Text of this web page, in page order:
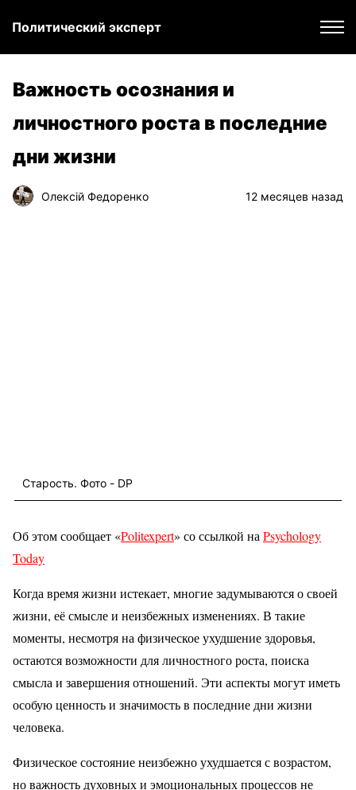
Политический эксперт
Важность осознания и
личностного роста в последние
дни жизни
Олексій Федоренко 12 месяцев назад
Старость. Фото - DP
Об этом сообщает «Politexpert» со ссылкой на Psychology
Today
Когда время жизни истекает, многие задумываются о своей
жизни, её смысле и неизбежных изменениях. В такие
моменты, несмотря на физическое ухудшение здоровья,
остаются возможности для личностного роста, поиска
смысла и завершения отношений. Эти аспекты могут иметь
особую ценность и значимость в последние дни жизни
человека.
Физическое состояние неизбежно ухудшается с возрастом,
но важность духовных и эмоциональных процессов не